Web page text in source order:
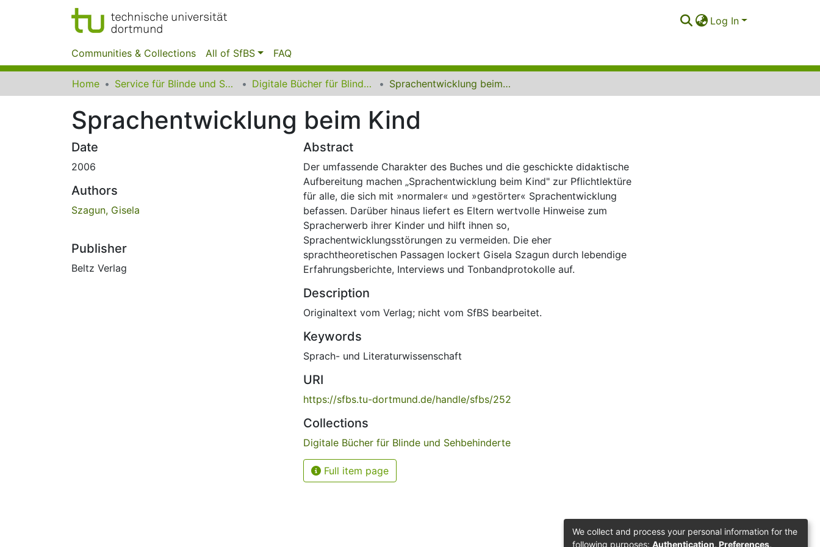
Log In
Communities & Collections All of SfBS FAQ
Home Service für Blinde und Sehbehinderte der UB Dortmund Digitale Bücher für Blinde und Sehbehinderte Sprachentwicklung beim Kind
Sprachentwicklung beim Kind
Date
2006
Authors
Szagun, Gisela
Publisher
Beltz Verlag
Abstract
Der umfassende Charakter des Buches und die geschickte didaktische
Aufbereitung machen „Sprachentwicklung beim Kind" zur Pflichtlektüre
für alle, die sich mit »normaler« und »gestörter« Sprachentwicklung
befassen. Darüber hinaus liefert es Eltern wertvolle Hinweise zum
Spracherwerb ihrer Kinder und hilft ihnen so,
Sprachentwicklungsstörungen zu vermeiden. Die eher
sprachtheoretischen Passagen lockert Gisela Szagun durch lebendige
Erfahrungsberichte, Interviews und Tonbandprotokolle auf.
Description
Originaltext vom Verlag; nicht vom SfBS bearbeitet.
Keywords
Sprach- und Literaturwissenschaft
URI
https://sfbs.tu-dortmund.de/handle/sfbs/252
Collections
Digitale Bücher für Blinde und Sehbehinderte
Full item page
We collect and process your personal information for the
following purposes: Authentication, Preferences,